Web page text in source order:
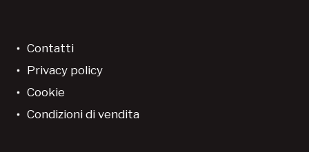
Contatti
Privacy policy
Cookie
Condizioni di vendita